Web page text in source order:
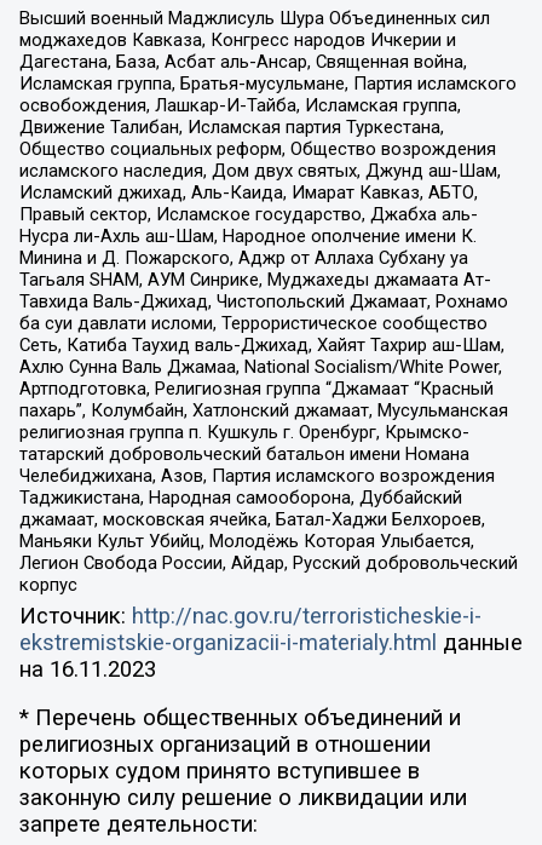
Высший военный Маджлисуль Шура Объединенных сил
моджахедов Кавказа, Конгресс народов Ичкерии и
Дагестана, База, Асбат аль-Ансар, Священная война,
Исламская группа, Братья-мусульмане, Партия исламского
освобождения, Лашкар-И-Тайба, Исламская группа,
Движение Талибан, Исламская партия Туркестана,
Общество социальных реформ, Общество возрождения
исламского наследия, Дом двух святых, Джунд аш-Шам,
Исламский джихад, Аль-Каида, Имарат Кавказ, АБТО,
Правый сектор, Исламское государство, Джабха аль-
Нусра ли-Ахль аш-Шам, Народное ополчение имени К.
Минина и Д. Пожарского, Аджр от Аллаха Субхану уа
Тагьаля SHAM, АУМ Синрике, Муджахеды джамаата Ат-
Тавхида Валь-Джихад, Чистопольский Джамаат, Рохнамо
ба суи давлати исломи, Террористическое сообщество
Сеть, Катиба Таухид валь-Джихад, Хайят Тахрир аш-Шам,
Ахлю Сунна Валь Джамаа, National Socialism/White Power,
Артподготовка, Религиозная группа “Джамаат “Красный
пахарь”, Колумбайн, Хатлонский джамаат, Мусульманская
религиозная группа п. Кушкуль г. Оренбург, Крымско-
татарский добровольческий батальон имени Номана
Челебиджихана, Азов, Партия исламского возрождения
Таджикистана, Народная самооборона, Дуббайский
джамаат, московская ячейка, Батал-Хаджи Белхороев,
Маньяки Культ Убийц, Молодёжь Которая Улыбается,
Легион Свобода России, Айдар, Русский добровольческий
корпус
Источник: http://nac.gov.ru/terroristicheskie-i-
ekstremistskie-organizacii-i-materialy.html данные
на 16.11.2023
* Перечень общественных объединений и
религиозных организаций в отношении
которых судом принято вступившее в
законную силу решение о ликвидации или
запрете деятельности: